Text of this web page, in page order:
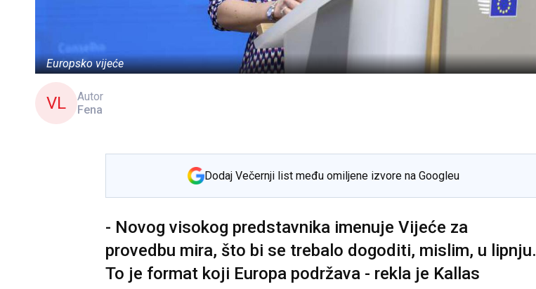
Europsko vijeće
VL
Autor
Fena
Dodaj Večernji list među omiljene izvore na Googleu
- Novog visokog predstavnika imenuje Vijeće za
provedbu mira, što bi se trebalo dogoditi, mislim, u lipnju.
To je format koji Europa podržava - rekla je Kallas